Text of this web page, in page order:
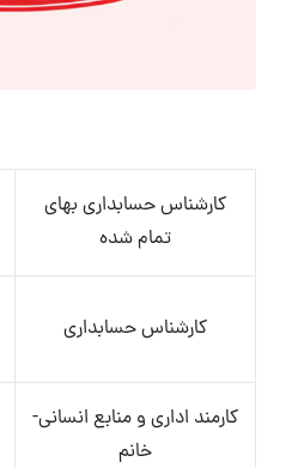
کارشناس حسابداری بهای
تمام شده
کارشناس حسابداری
کارمند اداری و منابع انسانی-
خانم